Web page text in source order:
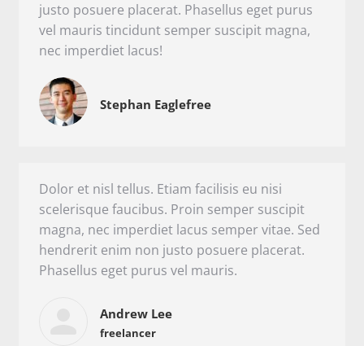
justo posuere placerat. Phasellus eget purus
vel mauris tincidunt semper suscipit magna,
nec imperdiet lacus!
Stephan Eaglefree
Dolor et nisl tellus. Etiam facilisis eu nisi
scelerisque faucibus. Proin semper suscipit
magna, nec imperdiet lacus semper vitae. Sed
hendrerit enim non justo posuere placerat.
Phasellus eget purus vel mauris.
Andrew Lee
freelancer